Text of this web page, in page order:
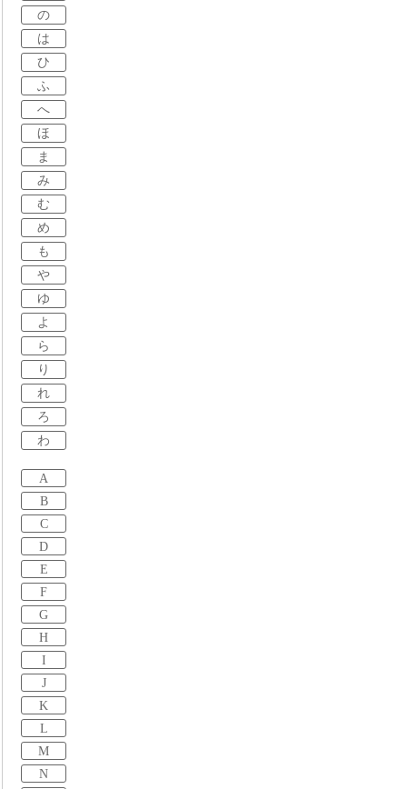
の
は
ひ
ふ
へ
ほ
ま
み
む
め
も
や
ゆ
よ
ら
り
れ
ろ
わ
A
B
C
D
E
F
G
H
I
J
K
L
M
N